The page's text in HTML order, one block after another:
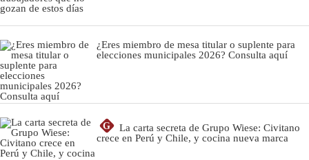
¿Eres miembro de mesa titular o suplente para
elecciones municipales 2026? Consulta aquí
G
La carta secreta de Grupo Wiese: Civitano
crece en Perú y Chile, y cocina nueva marca